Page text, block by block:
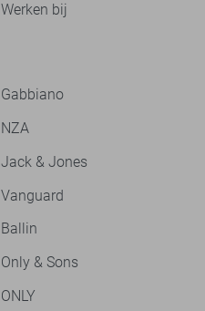
Werken bij
Gabbiano
NZA
Jack & Jones
Vanguard
Ballin
Only & Sons
ONLY